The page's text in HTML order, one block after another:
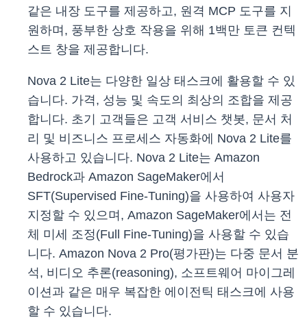
같은 내장 도구를 제공하고, 원격 MCP 도구를 지
원하며, 풍부한 상호 작용을 위해 1백만 토큰 컨텍
스트 창을 제공합니다.
Nova 2 Lite는 다양한 일상 태스크에 활용할 수 있
습니다. 가격, 성능 및 속도의 최상의 조합을 제공
합니다. 초기 고객들은 고객 서비스 챗봇, 문서 처
리 및 비즈니스 프로세스 자동화에 Nova 2 Lite를
사용하고 있습니다. Nova 2 Lite는 Amazon
Bedrock과 Amazon SageMaker에서
SFT(Supervised Fine-Tuning)을 사용하여 사용자
지정할 수 있으며, Amazon SageMaker에서는 전
체 미세 조정(Full Fine-Tuning)을 사용할 수 있습
니다. Amazon Nova 2 Pro(평가판)는 다중 문서 분
석, 비디오 추론(reasoning), 소프트웨어 마이그레
이션과 같은 매우 복잡한 에이전틱 태스크에 사용
할 수 있습니다.